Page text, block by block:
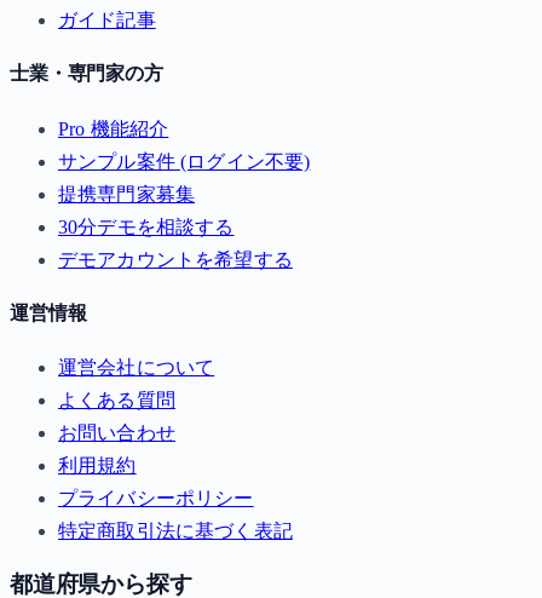
ガイド記事
士業・専門家の方
Pro 機能紹介
サンプル案件 (ログイン不要)
提携専門家募集
30分デモを相談する
デモアカウントを希望する
運営情報
運営会社について
よくある質問
お問い合わせ
利用規約
プライバシーポリシー
特定商取引法に基づく表記
都道府県から探す